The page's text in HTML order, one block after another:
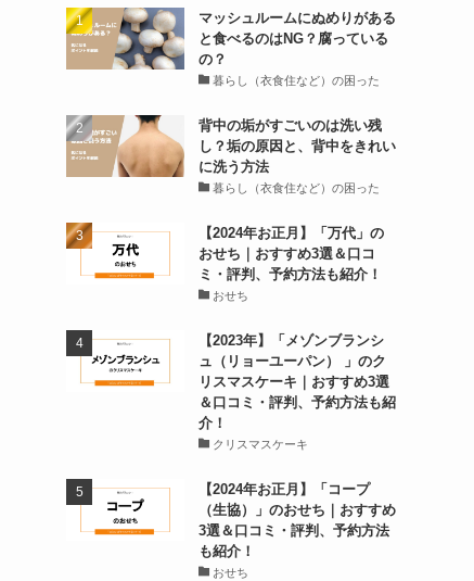
マッシュルームにぬめりがある
と食べるのはNG？腐っている
の？
暮らし（衣食住など）の困った
背中の垢がすごいのは洗い残
し？垢の原因と、背中をきれい
に洗う方法
暮らし（衣食住など）の困った
【2024年お正月】「万代」の
おせち｜おすすめ3選＆口コ
ミ・評判、予約方法も紹介！
おせち
【2023年】「メゾンブランシ
ュ（リョーユーパン） 」のク
リスマスケーキ｜おすすめ3選
＆口コミ・評判、予約方法も紹
介！
クリスマスケーキ
【2024年お正月】「コープ
（生協）」のおせち｜おすすめ
3選＆口コミ・評判、予約方法
も紹介！
おせち